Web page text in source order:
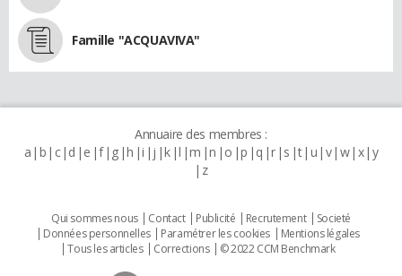
Famille "ACQUAVIVA"
Annuaire des membres :
a b c d e f g h i j k l m n o p q r s t u v w x y
z
Qui sommes nous Contact Publicité Recrutement
Societé
Données personnelles
Paramétrer les cookies
Mentions légales
Tous les articles
Corrections © 2022 CCM Benchmark